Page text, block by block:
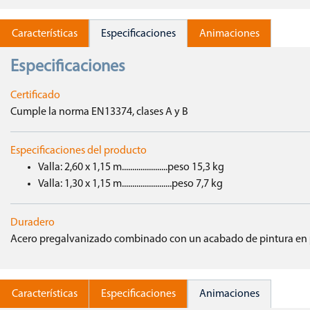
Características Especificaciones Animaciones
Especificaciones
Certificado
Cumple la norma EN13374, clases A y B
Especificaciones del producto
Valla: 2,60 x 1,15 m......................peso 15,3 kg
Valla: 1,30 x 1,15 m........................peso 7,7 kg
Duradero
Acero pregalvanizado combinado con un acabado de pintura en
Características Especificaciones Animaciones